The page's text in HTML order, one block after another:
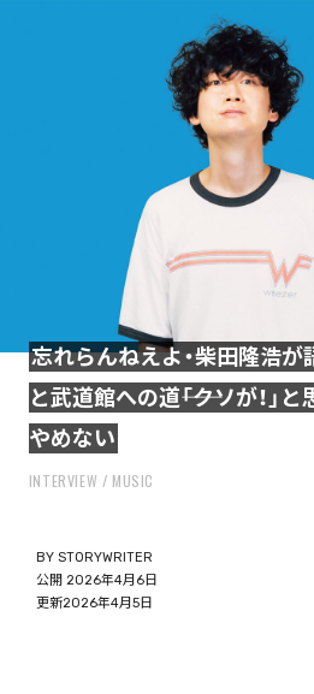
忘れらんねえよ・柴田隆浩が
と武道館への道――「クソが！」
やめない
INTERVIEW MUSIC
BY STORYWRITER
公開 2026年4月6日
更新2026年4月5日